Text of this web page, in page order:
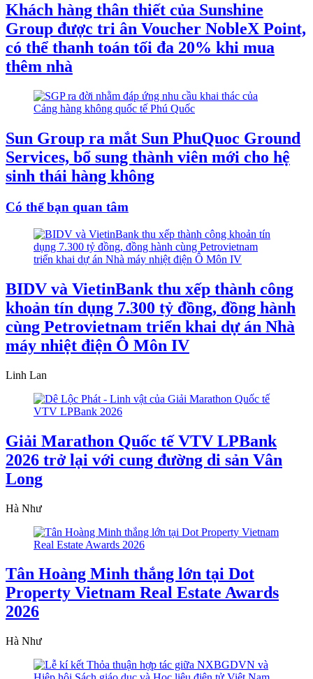
Khách hàng thân thiết của Sunshine
Group được tri ân Voucher NobleX Point,
có thể thanh toán tối đa 20% khi mua
thêm nhà
Sun Group ra mắt Sun PhuQuoc Ground
Services, bổ sung thành viên mới cho hệ
sinh thái hàng không
Có thể bạn quan tâm
BIDV và VietinBank thu xếp thành công
khoản tín dụng 7.300 tỷ đồng, đồng hành
cùng Petrovietnam triển khai dự án Nhà
máy nhiệt điện Ô Môn IV
Linh Lan
Giải Marathon Quốc tế VTV LPBank
2026 trở lại với cung đường di sản Vân
Long
Hà Như
Tân Hoàng Minh thắng lớn tại Dot
Property Vietnam Real Estate Awards
2026
Hà Như